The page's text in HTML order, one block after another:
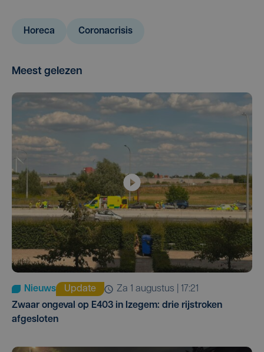
Horeca Coronacrisis
Meest gelezen
Nieuws Update
za 1 augustus | 17:21
Zwaar ongeval op E403 in Izegem: drie rijstroken
afgesloten